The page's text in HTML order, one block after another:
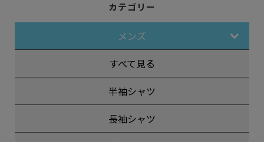
カテゴリー
メンズ
すべて見る
半袖シャツ
長袖シャツ